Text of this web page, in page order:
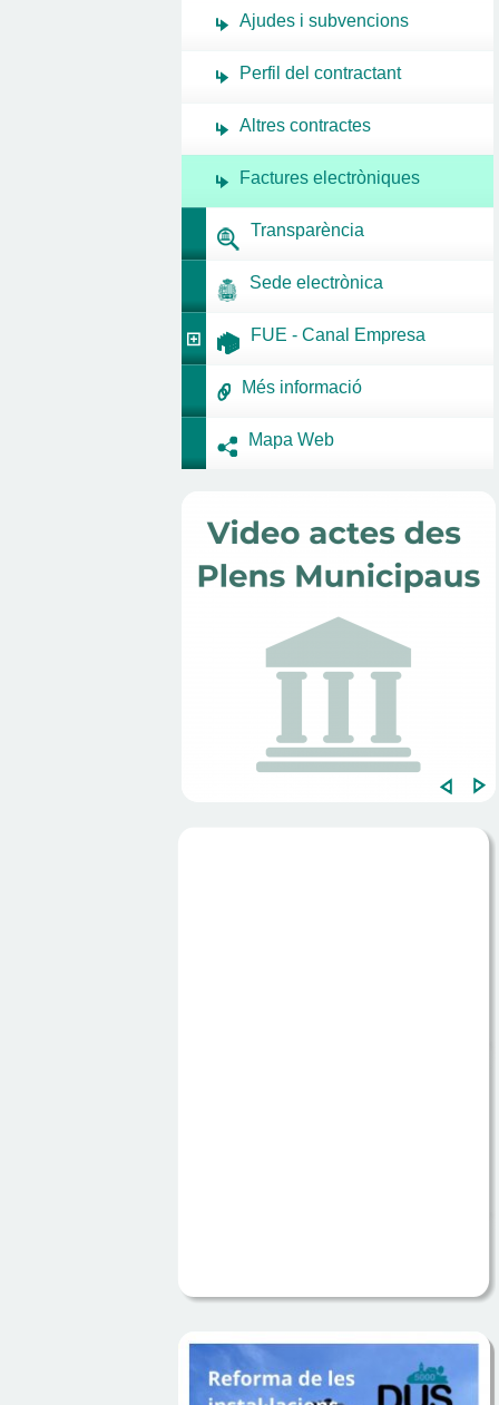
Ajudes i subvencions
Perfil del contractant
Altres contractes
Factures electròniques
Transparència
Sede electrònica
FUE - Canal Empresa
Més informació
Mapa Web